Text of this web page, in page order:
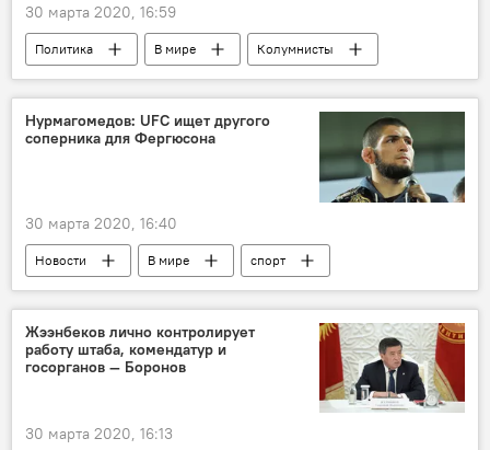
30 марта 2020, 16:59
Политика В мире
Колумнисты
террорист
Афганистан
Боевики
Центральная Азия
Нурмагомедов: UFC ищет другого
соперника для Фергюсона
30 марта 2020, 16:40
Новости В мире
спорт
Хабиб Нурмагомедов
Тони Фергюсон
бой
Жээнбеков лично контролирует
работу штаба, комендатур и
госорганов — Боронов
30 марта 2020, 16:13